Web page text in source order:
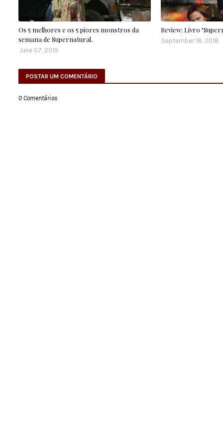
Os 5 melhores e os 5 piores monstros da
semana de Supernatural.
June 07, 2019
Review: Livro
September 18, 2018
POSTAR UM COMENTÁRIO
0 Comentários